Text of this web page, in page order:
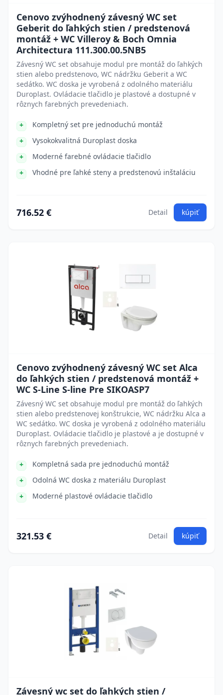
Cenovo zvýhodnený závesný WC set
Geberit do ľahkých stien / predstenová
montáž + WC Villeroy & Boch Omnia
Architectura 111.300.00.5NB5
Závesný WC set obsahuje modul pre montáž do ľahkých
stien alebo predstenovo, WC nádržku Geberit a WC
sedátko. WC doska je vyrobená z odolného materiálu
Duroplast. Ovládacie tlačidlo je plastové a dostupné v
rôznych farebných prevedeniach.
Kompletný set pre jednoduchú montáž
Vysokokvalitná Duroplast doska
Moderné farebné ovládacie tlačidlo
Vhodné pre ľahké steny a predstenovú inštaláciu
716.52 € Detail kúpiť
Cenovo zvýhodnený závesný WC set Alca
do ľahkých stien / predstenová montáž +
WC S-Line S-line Pre SIKOASP7
Závesný WC set obsahuje modul pre montáž do ľahkých
stien alebo predstenovej konštrukcie, WC nádržku Alca a
WC sedátko. WC doska je vyrobená z odolného materiálu
Duroplast. Ovládacie tlačidlo je plastové a je dostupné v
rôznych farebných prevedeniach.
Kompletná sada pre jednoduchú montáž
Odolná WC doska z materiálu Duroplast
Moderné plastové ovládacie tlačidlo
321.53 € Detail kúpiť
Závesný wc set do ľahkých stien /